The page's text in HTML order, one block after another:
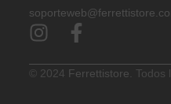
© 2024 Ferrettistore. Todos